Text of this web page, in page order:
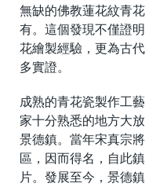
無缺的佛教蓮花紋青
有。這個發現不僅證
花繪製經驗，更為古
多實證。
成熟的青花瓷製作工
家十分熟悉的地方大
景德鎮。當年宋真宗
區，因而得名，自此
片。發展至今，景德